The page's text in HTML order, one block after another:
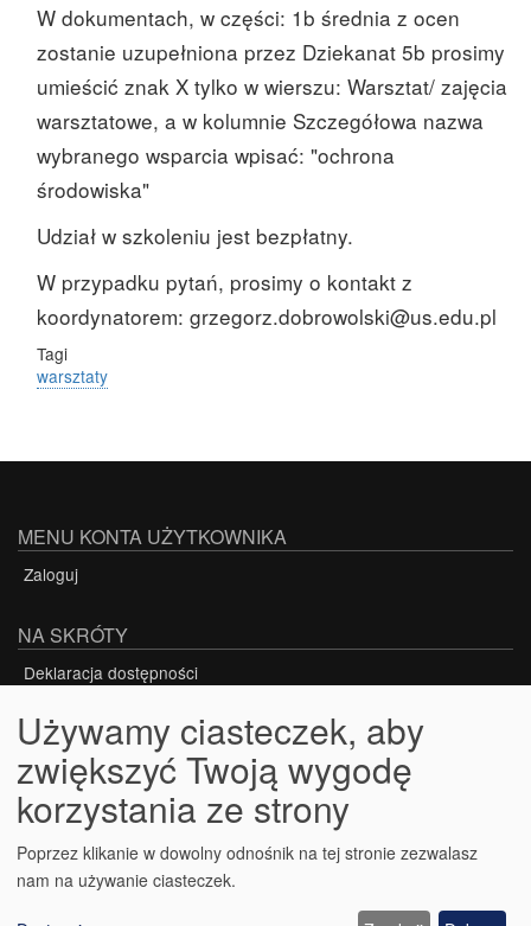
W dokumentach, w części: 1b średnia z ocen
zostanie uzupełniona przez Dziekanat 5b prosimy
umieścić znak X tylko w wierszu: Warsztat/ zajęcia
warsztatowe, a w kolumnie Szczegółowa nazwa
wybranego wsparcia wpisać: "ochrona
środowiska"
Udział w szkoleniu jest bezpłatny.
W przypadku pytań, prosimy o kontakt z
koordynatorem: grzegorz.dobrowolski@us.edu.pl
Tagi
warsztaty
MENU KONTA UŻYTKOWNIKA
Zaloguj
NA SKRÓTY
Deklaracja dostępności
Projekt nr POWR.03.05.00-00-Z117/17-00
PROJEKT WSPÓŁFINANSOWANY ZE ŚRODKÓW
UNII EUROPEJSKIEJ W RAMACH EUROPEJSKIEGO
FUNDUSZU SPOŁECZNEGO
Używamy ciasteczek, aby
zwiększyć Twoją wygodę
korzystania ze strony
Poprzez klikanie w dowolny odnośnik na tej stronie zezwalasz
nam na używanie ciasteczek.